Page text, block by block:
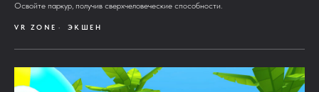
Освойте паркур, получив сверхчеловеческие способности.
VR ZONE ЭКШЕН